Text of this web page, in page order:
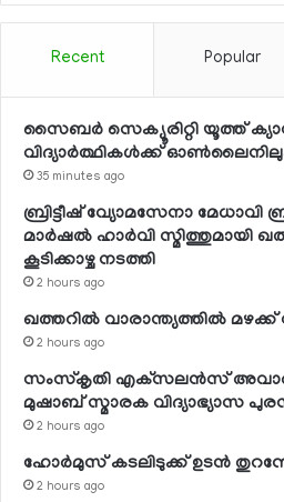
Recent Popular
സൈബര്‍ സെക്യൂരിറ്റി യൂത്ത്
വിദ്യാര്‍ത്ഥികള്‍ക്ക് ഓണ്‍ലൈനിലും
35 minutes ago
ബ്രിട്ടീഷ് വ്യോമസേനാ മേധാവി
മാര്‍ഷല്‍ ഹാര്‍വി സ്മിത്തുമായി
കൂടിക്കാഴ്ച നടത്തി
2 hours ago
ഖത്തറില്‍ വാരാന്ത്യത്തില്‍
2 hours ago
സംസ്‌കൃതി എക്‌സലന്‍സ്
മുഷാബ് സ്മാരക വിദ്യാഭ്യാസ
2 hours ago
ഹോര്‍മുസ് കടലിടുക്ക് ഉടന്‍
2 hours ago